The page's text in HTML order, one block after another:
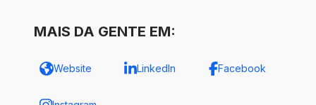
MAIS DA GENTE EM:
Website LinkedIn Facebook